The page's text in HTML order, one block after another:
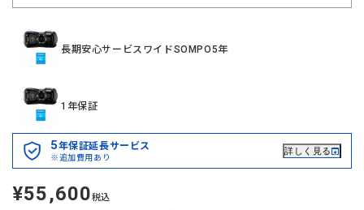
長期安心サービスワイドSOMPO5年
1年保証
5年保証延長サービス
※追加費用あり
詳しく見る
定
価
¥55,600税込